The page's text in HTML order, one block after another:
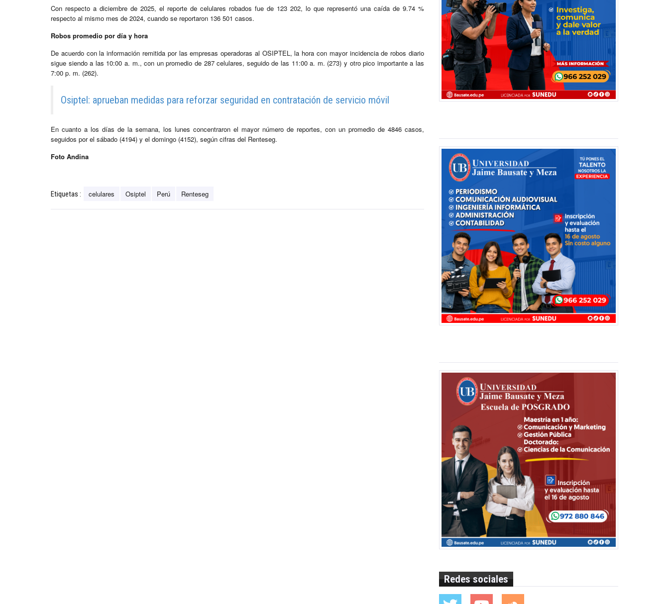
Con respecto a diciembre de 2025, el reporte de celulares robados fue de 123 202, lo que representó una caída de 9.74 %
respecto al mismo mes de 2024, cuando se reportaron 136 501 casos.
Robos promedio por día y hora
De acuerdo con la información remitida por las empresas operadoras al OSIPTEL, la hora con mayor incidencia de robos diario
sigue siendo a las 10:00 a. m., con un promedio de 287 celulares, seguido de las 11:00 a. m. (273) y otro pico importante a las
7:00 p. m. (262).
Osiptel: aprueban medidas para reforzar seguridad en contratación de servicio móvil
En cuanto a los días de la semana, los lunes concentraron el mayor número de reportes, con un promedio de 4846 casos,
seguidos por el sábado (4194) y el domingo (4152), según cifras del Renteseg.
Foto Andina
Etiquetas : celulares Osiptel Perú Renteseg
Redes sociales